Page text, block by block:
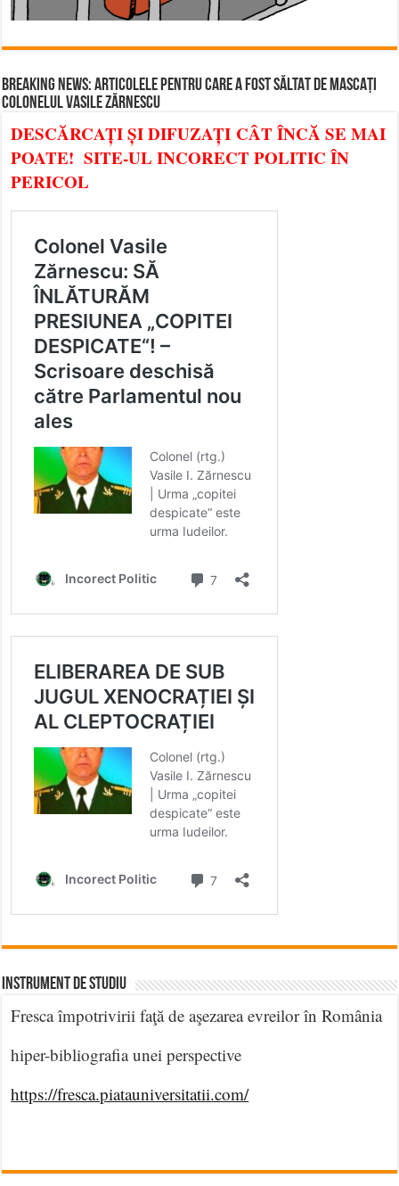
BREAKING NEWS: ARTICOLELE PENTRU CARE A FOST SĂLTAT DE MASCAȚI
COLONELUL VASILE ZĂRNESCU
DESCĂRCAȚI ȘI DIFUZAȚI CÂT ÎNCĂ SE MAI
POATE! SITE-UL INCORECT POLITIC ÎN
PERICOL
INSTRUMENT DE STUDIU
Fresca împotrivirii faţă de aşezarea evreilor în România
hiper-bibliografia unei perspective
https://fresca.piatauniversitatii.com/